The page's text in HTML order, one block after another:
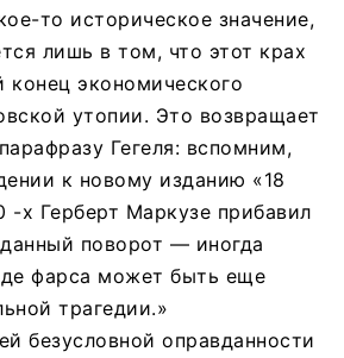
то историческое значение,
лишь в том, что этот крах
конец экономического
утопии. Это возвращает
Гегеля: вспомним,
к новому изданию «18
-х Герберт Маркузе прибавил
поворот — иногда
фарса может быть еще
трагедии.»
безусловной оправданности